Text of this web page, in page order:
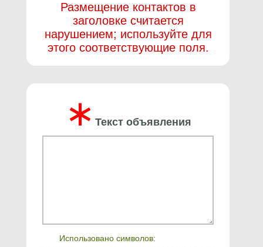
Размещение контактов в
заголовке считается
нарушением; используйте для
этого соответствующие поля.
∗ Текст объявления
Использовано символов: